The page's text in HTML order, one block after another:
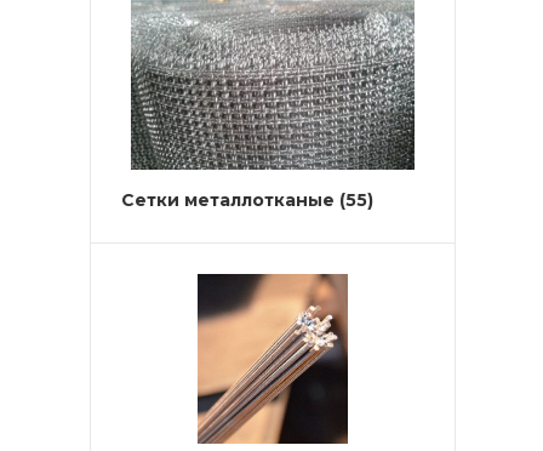
Сетки металлотканые (55)